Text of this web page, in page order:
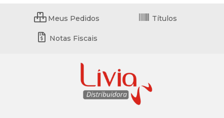
Meus Pedidos Títulos
Notas Fiscais